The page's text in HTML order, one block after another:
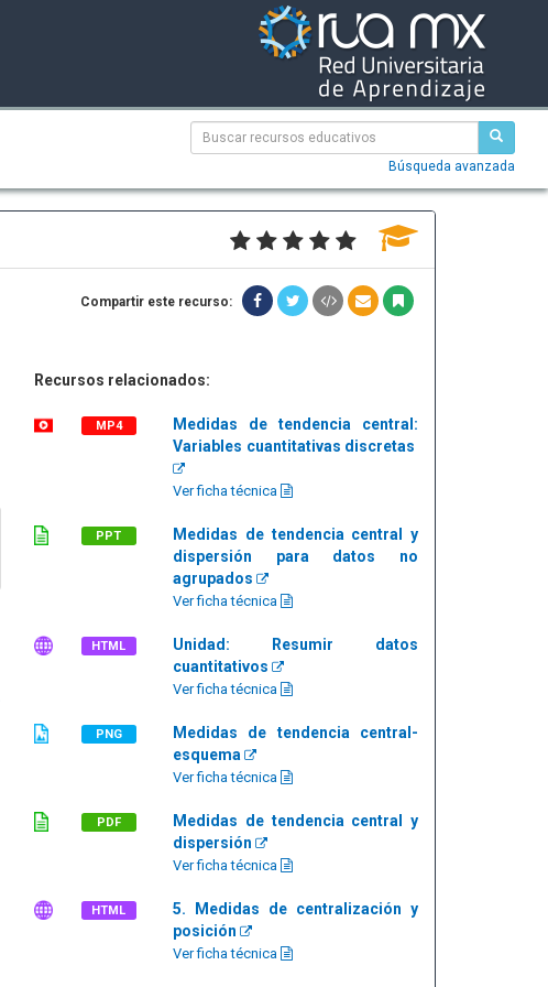
Búsqueda avanzada
Compartir este recurso:
Recursos relacionados:
MP4
Medidas de tendencia central:
Variables cuantitativas discretas
Ver ficha técnica
PPT
Medidas de tendencia central y
dispersión para datos no
agrupados
Ver ficha técnica
HTML
Unidad: Resumir datos
cuantitativos
Ver ficha técnica
PNG
Medidas de tendencia central-
esquema
Ver ficha técnica
PDF
Medidas de tendencia central y
dispersión
Ver ficha técnica
HTML
5. Medidas de centralización y
posición
Ver ficha técnica